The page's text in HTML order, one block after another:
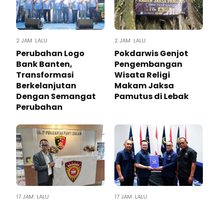
2 JAM LALU
Perubahan Logo
Bank Banten,
Transformasi
Berkelanjutan
Dengan Semangat
Perubahan
2 JAM LALU
Pokdarwis Genjot
Pengembangan
Wisata Religi
Makam Jaksa
Pamutus di Lebak
17 JAM LALU 17 JAM LALU